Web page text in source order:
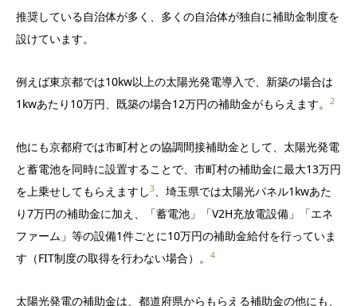
推奨している自治体が多く、多くの自治体が独自に補助金制度を
設けています。
例えば東京都では10kw以上の太陽光発電導入で、新築の場合は
1kwあたり10万円、既築の場合12万円の補助金がもらえます。
2
他にも京都府では市町村との協調間接補助金として、太陽光発電
と蓄電池を同時に設置することで、市町村の補助金に最大13万円
を上乗せしてもらえますし3、埼玉県では太陽光パネル1kwあた
り7万円の補助金に加え、「蓄電池」「V2H充放電設備」「エネ
ファーム」等の設備1件ごとに10万円の補助金給付を行っていま
す（FIT制度の取得を行わない場合）。
4
太陽光発電の補助金は、都道府県からもらえる補助金の他にも、